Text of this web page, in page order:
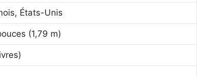
États-Unis
(1,79 m)